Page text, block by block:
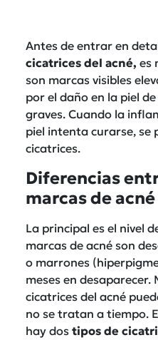
Antes de entrar en
cicatrices del acné, es
son marcas visibles
por el daño en la piel de
graves. Cuando la
piel intenta curarse, se
cicatrices.
Diferencias
marcas de acné
La principal es el nivel
marcas de acné son
o marrones
meses en desaparecer.
cicatrices del acné
no se tratan a tiempo.
hay dos tipos de